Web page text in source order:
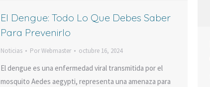
El Dengue: Todo Lo Que Debes Saber
Para Prevenirlo
Noticias PorWebmaster octubre 16, 2024
El dengue es una enfermedad viral transmitida por el
mosquito Aedes aegypti, representa una amenaza para